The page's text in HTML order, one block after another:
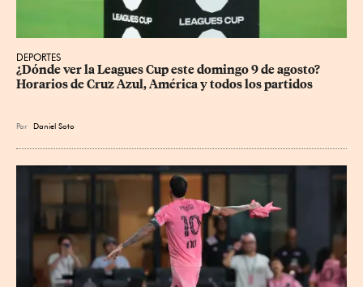
DEPORTES
¿Dónde ver la Leagues Cup este domingo 9 de agosto?
Horarios de Cruz Azul, América y todos los partidos
Por Daniel Soto